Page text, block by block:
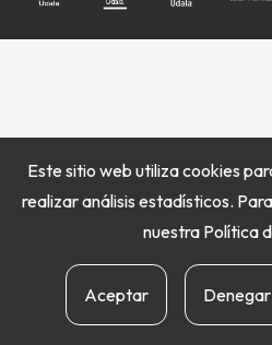
Este sitio web utiliza cookies
realizar análisis estadísticos.
nuestra Política
Aceptar Denegar